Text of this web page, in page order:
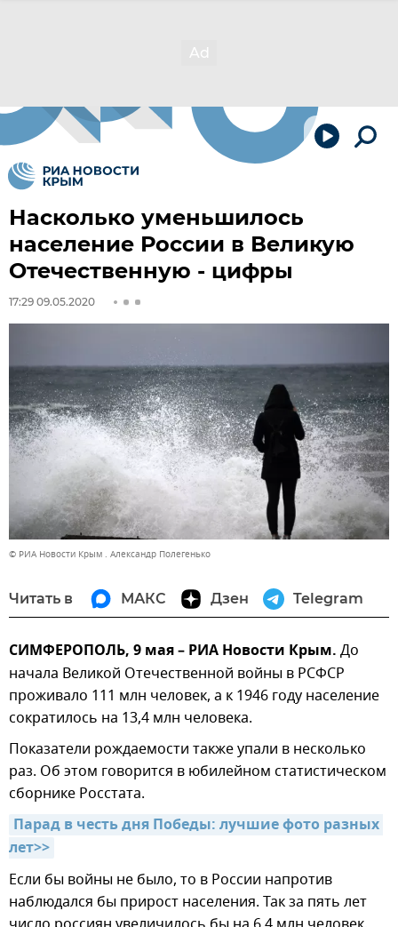
Насколько уменьшилось
население России в Великую
Отечественную - цифры
17:29 09.05.2020
© РИА Новости Крым . Александр Полегенько
Читать в МАКС Дзен Telegram
СИМФЕРОПОЛЬ, 9 мая – РИА Новости Крым. До
начала Великой Отечественной войны в РСФСР
проживало 111 млн человек, а к 1946 году население
сократилось на 13,4 млн человека.
Показатели рождаемости также упали в несколько
раз. Об этом говорится в юбилейном статистическом
сборнике Росстата.
Парад в честь дня Победы: лучшие фото разных
лет>>
Если бы войны не было, то в России напротив
наблюдался бы прирост населения. Так за пять лет